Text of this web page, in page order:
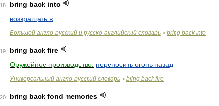
18
bring back into
возвращать в
Большой англо-русский и русско-английский словарь > bring back into
19
bring back fire
Оружейное производство: переносить огонь назад
Универсальный англо-русский словарь > bring back fire
20
bring back fond memories